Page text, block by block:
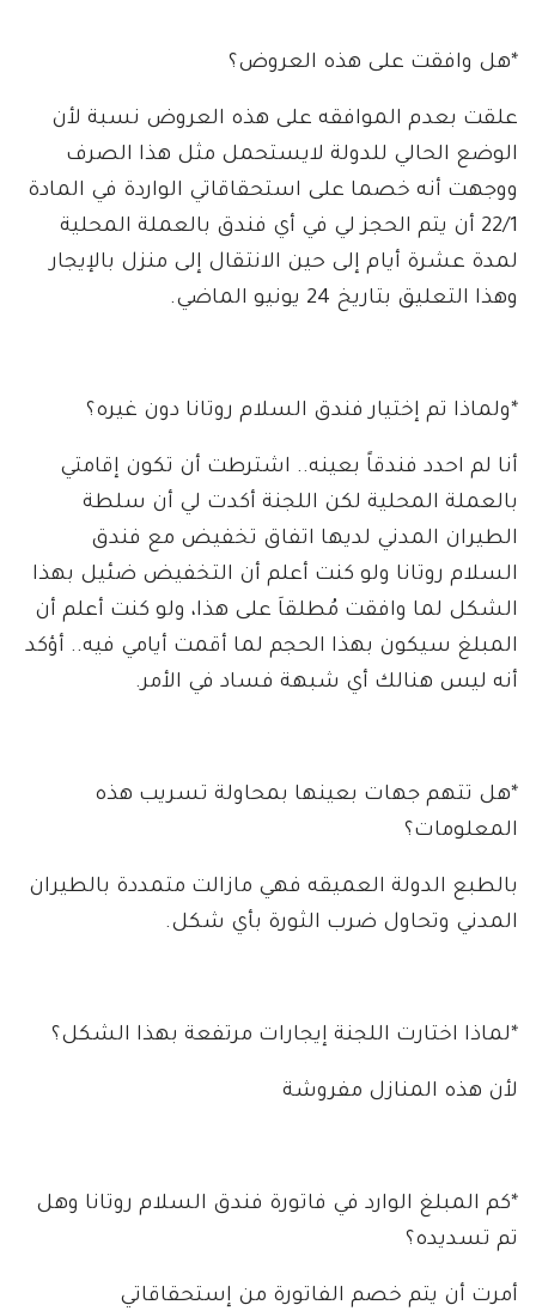
*هل وافقت على هذه العروض؟
علقت بعدم الموافقه على هذه العروض نسبة لأن
الوضع الحالي للدولة لايستحمل مثل هذا الصرف
ووجهت أنه خصما على استحقاقاتي الواردة في المادة
22/1 أن يتم الحجز لي في أي فندق بالعملة المحلية
لمدة عشرة أيام إلى حين الانتقال إلى منزل بالإيجار
وهذا التعليق بتاريخ 24 يونيو الماضي.
*ولماذا تم إختيار فندق السلام روتانا دون غيره؟
أنا لم احدد فندقاً بعينه.. اشترطت أن تكون إقامتي
بالعملة المحلية لكن اللجنة أكدت لي أن سلطة
الطيران المدني لديها اتفاق تخفيض مع فندق
السلام روتانا ولو كنت أعلم أن التخفيض ضئيل بهذا
الشكل لما وافقت مُطلقاَ على هذا، ولو كنت أعلم أن
المبلغ سيكون بهذا الحجم لما أقمت أيامي فيه.. أؤكد
أنه ليس هنالك أي شبهة فساد في الأمر.
*هل تتهم جهات بعينها بمحاولة تسريب هذه
المعلومات؟
بالطبع الدولة العميقه فهي مازالت متمددة بالطيران
المدني وتحاول ضرب الثورة بأي شكل.
*لماذا اختارت اللجنة إيجارات مرتفعة بهذا الشكل؟
لأن هذه المنازل مفروشة
*كم المبلغ الوارد في فاتورة فندق السلام روتانا وهل
تم تسديده؟
أمرت أن يتم خصم الفاتورة من إستحقاقاتي